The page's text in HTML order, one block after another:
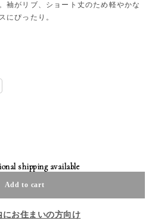
袖がリブ、ショート丈のため軽やかな
にぴったり。
shipping available
Add to cart
にお住まいの方向け